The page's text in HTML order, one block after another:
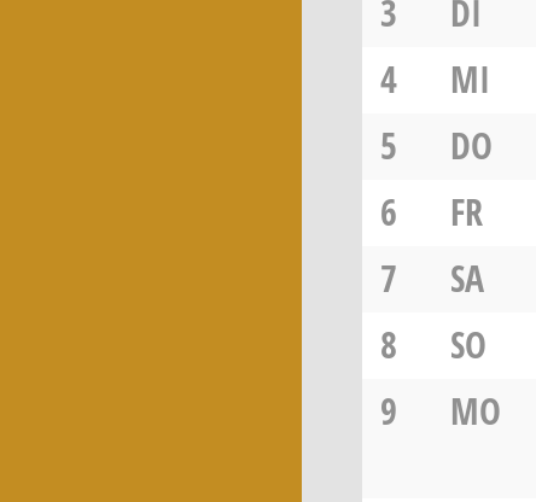
3
DI
4
MI
5
DO
6
FR
7
SA
8
SO
9
MO